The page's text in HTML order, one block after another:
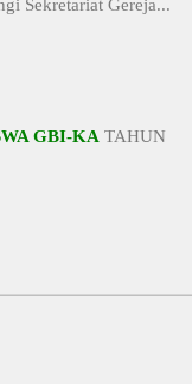
Sekretariat Gereja...
GBI-KA TAHUN